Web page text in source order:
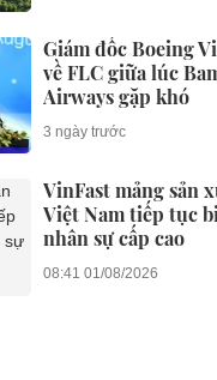
Giám đốc Boeing
về FLC giữa lúc
Airways gặp khó
3 ngày trước
VinFast mảng sản
Việt Nam tiếp tục
nhân sự cấp cao
08:41 01/08/2026